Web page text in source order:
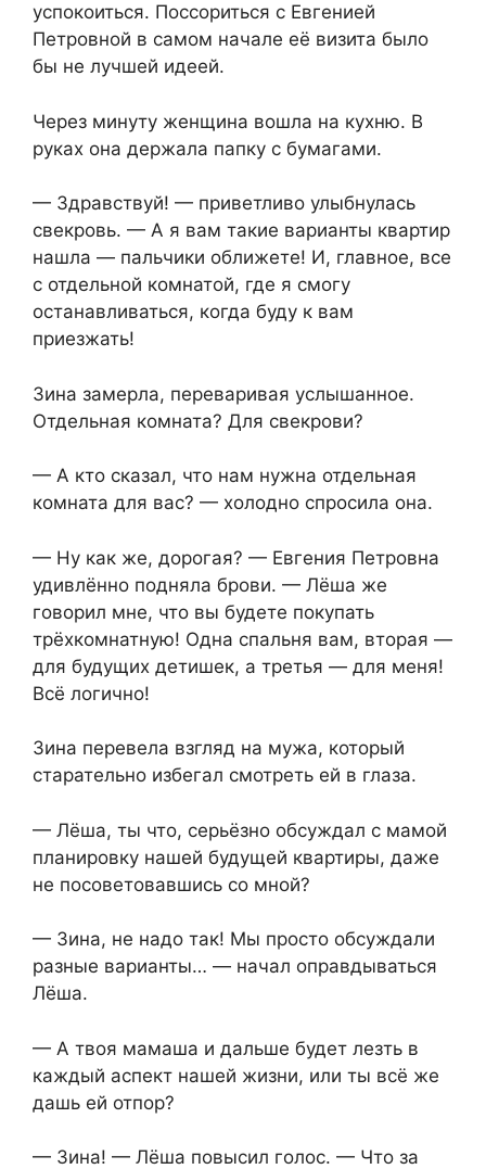
успокоиться. Поссориться с Евгенией
Петровной в самом начале её визита было
бы не лучшей идеей.
Через минуту женщина вошла на кухню. В
руках она держала папку с бумагами.
— Здравствуй! — приветливо улыбнулась
свекровь. — А я вам такие варианты квартир
нашла — пальчики оближете! И, главное, все
с отдельной комнатой, где я смогу
останавливаться, когда буду к вам
приезжать!
Зина замерла, переваривая услышанное.
Отдельная комната? Для свекрови?
— А кто сказал, что нам нужна отдельная
комната для вас? — холодно спросила она.
— Ну как же, дорогая? — Евгения Петровна
удивлённо подняла брови. — Лёша же
говорил мне, что вы будете покупать
трёхкомнатную! Одна спальня вам, вторая —
для будущих детишек, а третья — для меня!
Всё логично!
Зина перевела взгляд на мужа, который
старательно избегал смотреть ей в глаза.
— Лёша, ты что, серьёзно обсуждал с мамой
планировку нашей будущей квартиры, даже
не посоветовавшись со мной?
— Зина, не надо так! Мы просто обсуждали
разные варианты… — начал оправдываться
Лёша.
— А твоя мамаша и дальше будет лезть в
каждый аспект нашей жизни, или ты всё же
дашь ей отпор?
— Зина! — Лёша повысил голос. — Что за